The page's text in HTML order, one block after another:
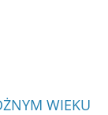
WIEKU